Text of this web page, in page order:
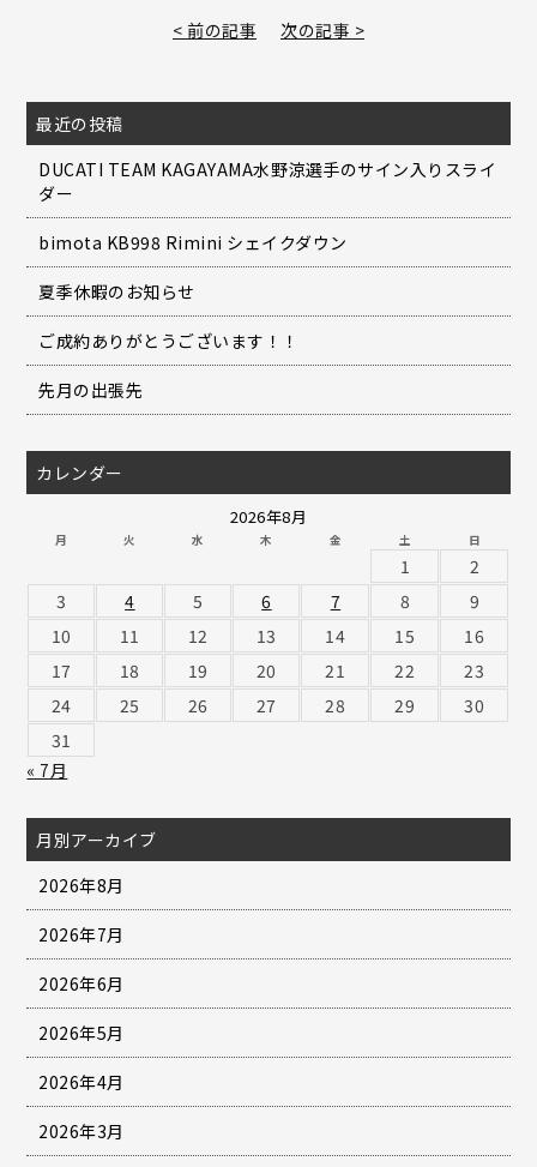
< 前の記事 次の記事 >
最近の投稿
DUCATI TEAM KAGAYAMA水野涼選手のサイン入りスライ
ダー
bimota KB998 Rimini シェイクダウン
夏季休暇のお知らせ
ご成約ありがとうございます！！
先月の出張先
カレンダー
2026年8月
月 火 水 木 金 土 日
1
2
3
4 5 6 7 8
9
10
11 12 13 14 15
16
17
18 19 20 21 22
23
24
25 26 27 28 29
30
31
« 7月
月別アーカイブ
2026年8月
2026年7月
2026年6月
2026年5月
2026年4月
2026年3月